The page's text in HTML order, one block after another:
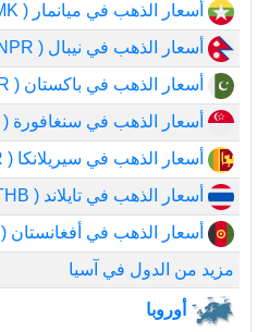
أسعار الذهب في ميانمار ( MMK)
أسعار الذهب في نيبال ( NPR)
أسعار الذهب في باكستان ( PKR)
أسعار الذهب في سنغافورة ( SGD)
أسعار الذهب في سيريلانكا ( LKR)
أسعار الذهب في تايلاند ( THB)
أسعار الذهب في أفغانستان ( AFN)
مزيد من الدول في آسيا
أوروبا